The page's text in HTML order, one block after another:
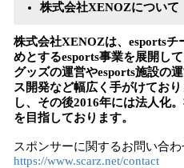
株式会社XENOZについて
株式会社XENOZは、esportsチ
めとするesports事業を展開し
グッズの運営やesports施設の
ス開発など幅広く手がけてお
し、その後2016年には法人化
を目指しております。
スポンサーに関するお問い合
https://www.scarz.net/contact